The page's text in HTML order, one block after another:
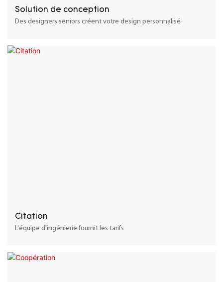
Solution de conception
Des designers seniors créent votre design personnalisé
Citation
L'équipe d'ingénierie fournit les tarifs